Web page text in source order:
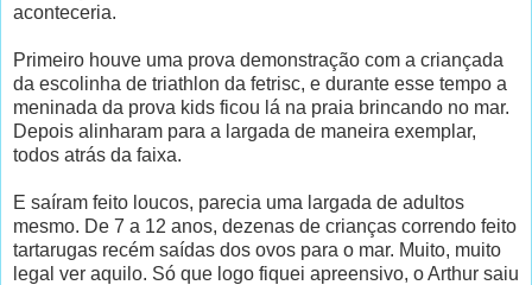
aconteceria.
Primeiro houve uma prova demonstração com a criançada
da escolinha de triathlon da fetrisc, e durante esse tempo a
meninada da prova kids ficou lá na praia brincando no mar.
Depois alinharam para a largada de maneira exemplar,
todos atrás da faixa.
E saíram feito loucos, parecia uma largada de adultos
mesmo. De 7 a 12 anos, dezenas de crianças correndo feito
tartarugas recém saídas dos ovos para o mar. Muito, muito
legal ver aquilo. Só que logo fiquei apreensivo, o Arthur saiu